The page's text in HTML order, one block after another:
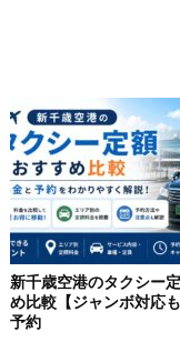
新千歳空港のタクシー
め比較【ジャンボ対応
予約